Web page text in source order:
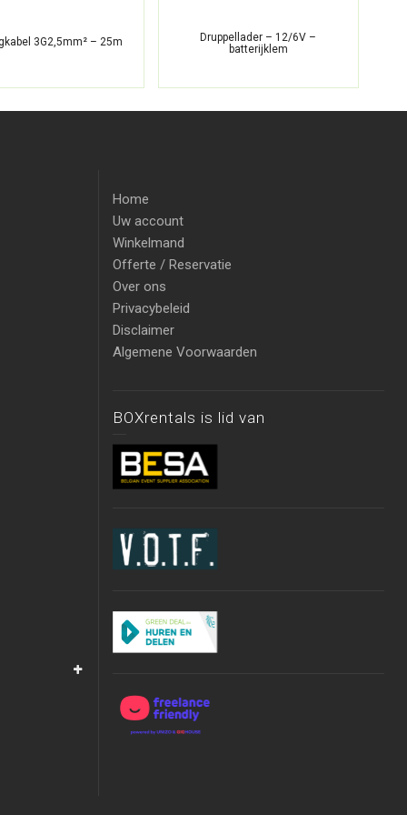
3G2,5mm² – 25m
Druppellader – 12/6V –
batterijklem
Home
Uw account
Winkelmand
Offerte / Reservatie
Over ons
Privacybeleid
Disclaimer
Algemene Voorwaarden
BOXrentals is lid van